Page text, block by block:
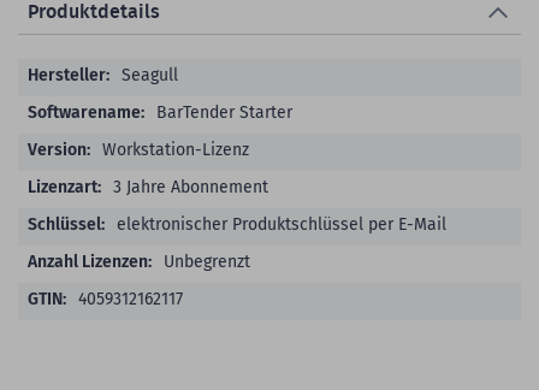
Produktdetails
ProduktdetailsSeagull
BarTender Starter
Workstation-Lizenz
3 Jahre Abonnement
elektronischer Produktschlüssel per E-Mail
Unbegrenzt
4059312162117